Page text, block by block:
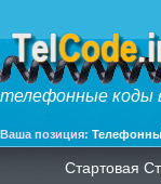
телефонные коды
Ваша позиция:
Стартовая